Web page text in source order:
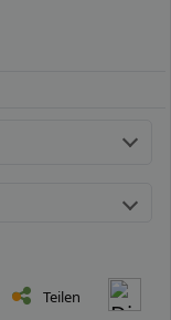
Teilen